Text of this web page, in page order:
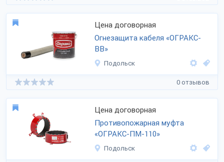
Цена договорная
Огнезащита кабеля «ОГРАКС-
ВВ»
Подольск
0 отзывов
Цена договорная
Противопожарная муфта
«ОГРАКС-ПМ-110»
Подольск